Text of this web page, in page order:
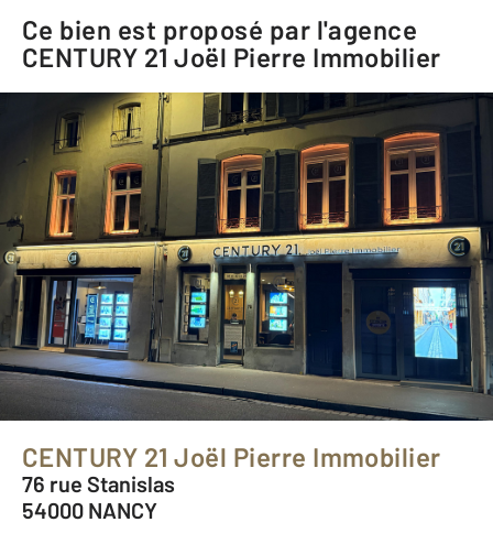
Ce bien est proposé par l'agence
CENTURY 21 Joël Pierre Immobilier
CENTURY 21 Joël Pierre Immobilier
76 rue Stanislas
54000 NANCY